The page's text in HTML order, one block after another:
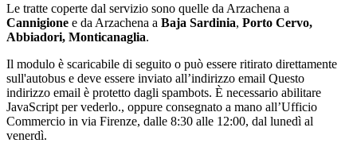
Le tratte coperte dal servizio sono quelle da Arzachena a
Cannigione e da Arzachena a Baja Sardinia, Porto Cervo,
Abbiadori, Monticanaglia.
Il modulo è scaricabile di seguito o può essere ritirato direttamente
sull'autobus e deve essere inviato all’indirizzo email Questo
indirizzo email è protetto dagli spambots. È necessario abilitare
JavaScript per vederlo., oppure consegnato a mano all’Ufficio
Commercio in via Firenze, dalle 8:30 alle 12:00, dal lunedì al
venerdì.